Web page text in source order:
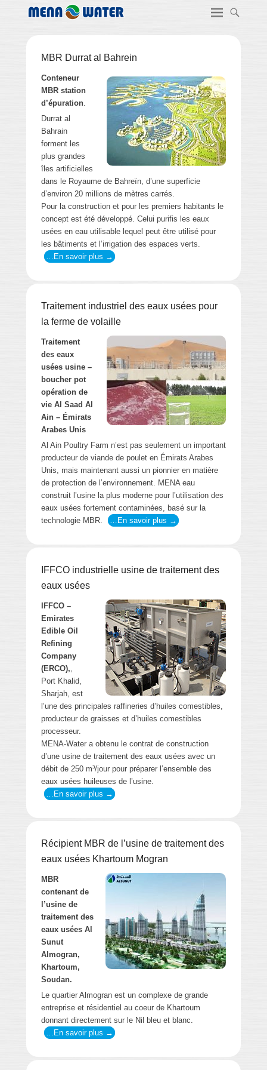
MBR Durrat al Bahrein
Conteneur
MBR station
d’épuration.
Durrat al
Bahrain
forment les
plus grandes
îles artificielles
dans le Royaume de Bahreïn, d’une superficie
d’environ 20 millions de mètres carrés.
Pour la construction et pour les premiers habitants le
concept est été développé. Celui purifis les eaux
usées en eau utilisable lequel peut être utilisé pour
les bâtiments et l’irrigation des espaces verts.
…En savoir plus →
Traitement industriel des eaux usées pour
la ferme de volaille
Traitement
des eaux
usées usine –
boucher pot
opération de
vie Al Saad Al
Ain – Émirats
Arabes Unis
Al Ain Poultry Farm n’est pas seulement un important
producteur de viande de poulet en Émirats Arabes
Unis, mais maintenant aussi un pionnier en matière
de protection de l’environnement. MENA eau
construit l’usine la plus moderne pour l’utilisation des
eaux usées fortement contaminées, basé sur la
technologie MBR.
…En savoir plus →
IFFCO industrielle usine de traitement des
eaux usées
IFFCO –
Emirates
Edible Oil
Refining
Company
(ERCO),,
Port Khalid,
Sharjah, est
l’une des principales raffineries d’huiles comestibles,
producteur de graisses et d’huiles comestibles
processeur.
MENA-Water a obtenu le contrat de construction
d’une usine de traitement des eaux usées avec un
débit de 250 m³/jour pour préparer l’ensemble des
eaux usées huileuses de l’usine.
…En savoir plus →
Récipient MBR de l’usine de traitement des
eaux usées Khartoum Mogran
MBR
contenant de
l’usine de
traitement des
eaux usées Al
Sunut
Almogran,
Khartoum,
Soudan.
Le quartier Almogran est un complexe de grande
entreprise et résidentiel au coeur de Khartoum
donnant directement sur le Nil bleu et blanc.
…En savoir plus →